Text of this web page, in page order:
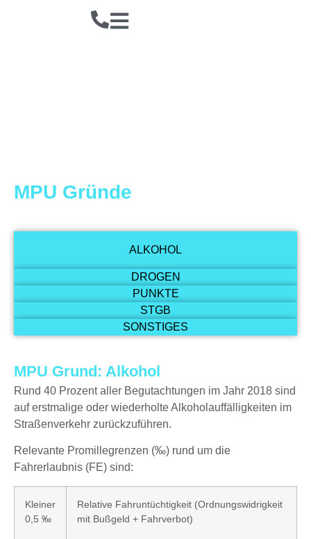
MPU Gründe
ALKOHOL
DROGEN
PUNKTE
STGB
SONSTIGES
MPU Grund: Alkohol
Rund 40 Prozent aller Begutachtungen im Jahr 2018 sind
auf erstmalige oder wiederholte Alkoholauffälligkeiten im
Straßenverkehr zurückzuführen.
Relevante Promillegrenzen (‰) rund um die
Fahrerlaubnis (FE) sind:
Kleiner
0,5 ‰
Relative Fahruntüchtigkeit (Ordnungswidrigkeit
mit Bußgeld + Fahrverbot)